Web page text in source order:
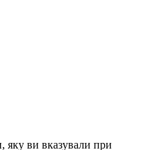
яку ви вказували при